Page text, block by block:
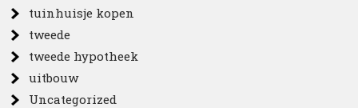
tuinhuisje kopen
tweede
tweede hypotheek
uitbouw
Uncategorized